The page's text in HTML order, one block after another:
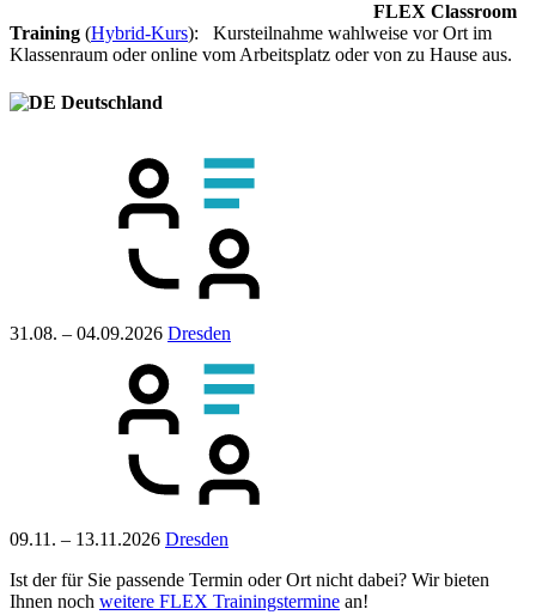
FLEX Classroom
Training (Hybrid-Kurs): Kursteilnahme wahlweise vor Ort im
Klassenraum oder online vom Arbeitsplatz oder von zu Hause aus.
Deutschland
31.08. – 04.09.2026 Dresden
09.11. – 13.11.2026 Dresden
Ist der für Sie passende Termin oder Ort nicht dabei? Wir bieten
Ihnen noch weitere FLEX Trainingstermine an!